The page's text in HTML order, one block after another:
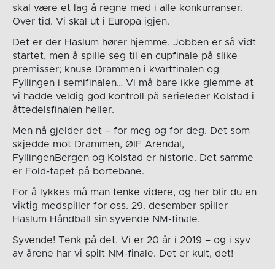
skal være et lag å regne med i alle konkurranser.
Over tid. Vi skal ut i Europa igjen.
Det er der Haslum hører hjemme. Jobben er så vidt
startet, men å spille seg til en cupfinale på slike
premisser; knuse Drammen i kvartfinalen og
Fyllingen i semifinalen… Vi må bare ikke glemme at
vi hadde veldig god kontroll på serieleder Kolstad i
åttedelsfinalen heller.
Men nå gjelder det – for meg og for deg. Det som
skjedde mot Drammen, ØIF Arendal,
FyllingenBergen og Kolstad er historie. Det samme
er Fold-tapet på bortebane.
For å lykkes må man tenke videre, og her blir du en
viktig medspiller for oss. 29. desember spiller
Haslum Håndball sin syvende NM-finale.
Syvende! Tenk på det. Vi er 20 år i 2019 – og i syv
av årene har vi spilt NM-finale. Det er kult, det!